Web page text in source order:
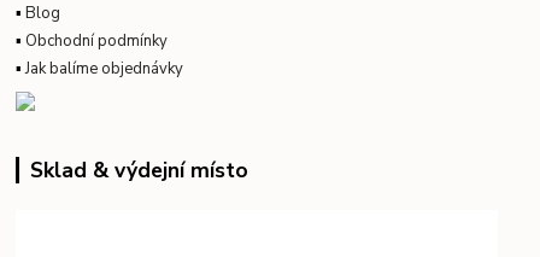
▪Blog
▪ Obchodní podmínky
▪Jak balíme objednávky
Sklad & výdejní místo